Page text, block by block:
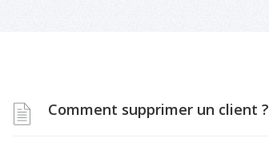
Comment supprimer un client ?